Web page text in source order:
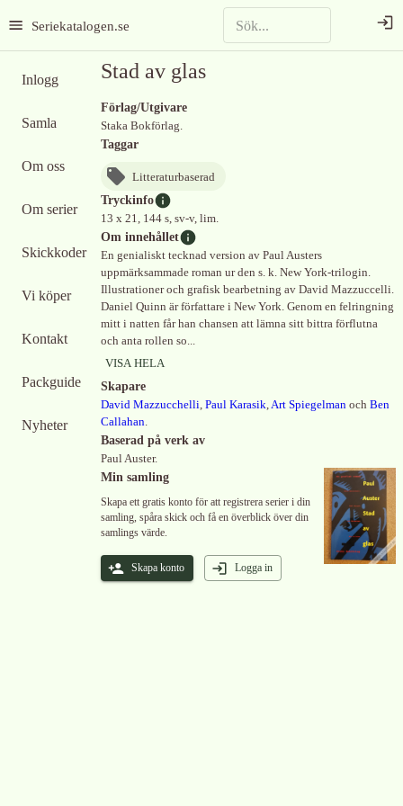
Seriekatalogen.se
Inlogg
Samla
Om oss
Om serier
Skickkoder
Vi köper
Kontakt
Packguide
Nyheter
Stad av glas
Förlag/Utgivare
Staka Bokförlag.
Taggar
Litteraturbaserad
Tryckinfo
13 x 21, 144 s, sv-v, lim.
Om innehållet
En genialiskt tecknad version av Paul Austers
uppmärksammade roman ur den s. k. New York-trilogin.
Illustrationer och grafisk bearbetning av David Mazzuccelli.
Daniel Quinn är författare i New York. Genom en felringning
mitt i natten får han chansen att lämna sitt bittra förflutna
och anta rollen so...
VISA HELA
Skapare
David Mazzucchelli, Paul Karasik,Art Spiegelman och Ben
Callahan.
Baserad på verk av
Paul Auster.
Min samling
Skapa ett gratis konto för att registrera serier i din
samling, spåra skick och få en överblick över din
samlings värde.
Skapa konto Logga in